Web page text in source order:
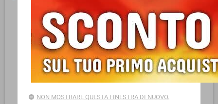
NON MOSTRARE QUESTA FINESTRA DI NUOVO.